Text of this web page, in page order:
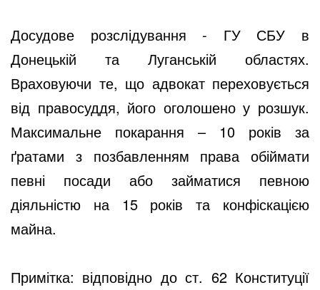
Досудове розслідування - ГУ СБУ в
Донецькій та Луганській областях.
Враховуючи те, що адвокат переховується
від правосуддя, його оголошено у розшук.
Максимальне покарання – 10 років за
ґратами з позбавленням права обіймати
певні посади або займатися певною
діяльністю на 15 років та конфіскацією
майна.
Примітка: відповідно до ст. 62 Конституції